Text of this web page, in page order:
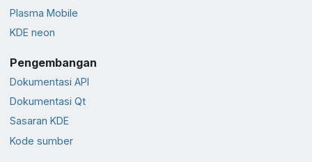
Plasma Mobile
KDE neon
Pengembangan
Dokumentasi API
Dokumentasi Qt
Sasaran KDE
Kode sumber